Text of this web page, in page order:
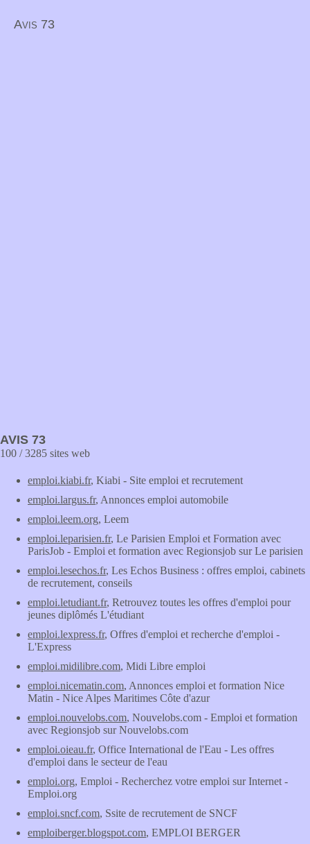
Avis 73
AVIS 73
100 / 3285 sites web
emploi.kiabi.fr, Kiabi - Site emploi et recrutement
emploi.largus.fr, Annonces emploi automobile
emploi.leem.org, Leem
emploi.leparisien.fr, Le Parisien Emploi et Formation avec
ParisJob - Emploi et formation avec Regionsjob sur Le parisien
emploi.lesechos.fr, Les Echos Business : offres emploi, cabinets
de recrutement, conseils
emploi.letudiant.fr, Retrouvez toutes les offres d'emploi pour
jeunes diplômés L'étudiant
emploi.lexpress.fr, Offres d'emploi et recherche d'emploi -
L'Express
emploi.midilibre.com, Midi Libre emploi
emploi.nicematin.com, Annonces emploi et formation Nice
Matin - Nice Alpes Maritimes Côte d'azur
emploi.nouvelobs.com, Nouvelobs.com - Emploi et formation
avec Regionsjob sur Nouvelobs.com
emploi.oieau.fr, Office International de l'Eau - Les offres
d'emploi dans le secteur de l'eau
emploi.org, Emploi - Recherchez votre emploi sur Internet -
Emploi.org
emploi.sncf.com, Ssite de recrutement de SNCF
emploiberger.blogspot.com, EMPLOI BERGER